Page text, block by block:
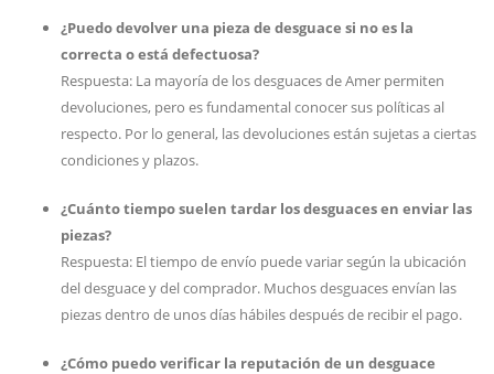
¿Puedo devolver una pieza de desguace si no es la
correcta o está defectuosa?
Respuesta: La mayoría de los desguaces de Amer permiten
devoluciones, pero es fundamental conocer sus políticas al
respecto. Por lo general, las devoluciones están sujetas a ciertas
condiciones y plazos.
¿Cuánto tiempo suelen tardar los desguaces en enviar las
piezas?
Respuesta: El tiempo de envío puede variar según la ubicación
del desguace y del comprador. Muchos desguaces envían las
piezas dentro de unos días hábiles después de recibir el pago.
¿Cómo puedo verificar la reputación de un desguace